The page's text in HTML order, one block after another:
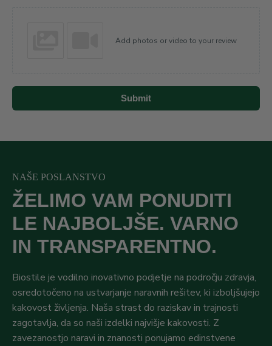
Add photos or video to your review
Submit
NAŠE POSLANSTVO
ŽELIMO VAM PONUDITI
LE NAJBOLJŠE. VARNO
IN TRANSPARENTNO.
Biostile je vodilno inovativno podjetje na področju zdravja,
osredotočeno na ustvarjanje naravnih rešitev, ki izboljšujejo
kakovost življenja. Naša strast do raziskav in trajnosti
zagotavlja, da so naši izdelki najvišje kakovosti. Z
zavezanostjo naravi in znanosti ponujamo edinstvene